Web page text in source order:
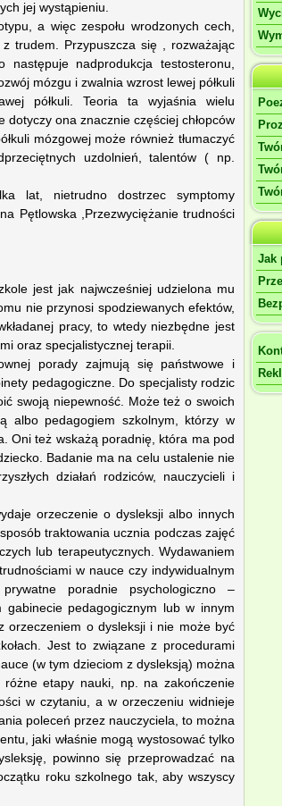
jej wystąpieniu.
a więc zespołu wrodzonych cech,
trudem. Przypuszcza się , rozważając
nadprodukcja testosteronu,
mózgu i zwalnia wzrost lewej półkuli
półkuli. Teoria ta wyjaśnia wielu
dotyczy ona znacznie częściej chłopców
mózgowej może również tłumaczyć
uzdolnień, talentów ( np.
lat, nietrudno dostrzec symptomy
Pętlowska ,Przezwyciężanie trudności
jest jak najwcześniej udzielona mu
nie przynosi spodziewanych efektów,
pracy, to wtedy niezbędne jest
oraz specjalistycznej terapii.
porady zajmują się państwowe i
pedagogiczne. Do specjalisty rodzic
swoją niepewność. Może też o swoich
albo pedagogiem szkolnym, którzy w
Oni też wskażą poradnię, która ma pod
Badanie ma na celu ustalenie nie
działań rodziców, nauczycieli i
orzeczenie o dysleksji albo innych
traktowania ucznia podczas zajęć
lub terapeutycznych. Wydawaniem
w nauce czy indywidualnym
poradnie psychologiczno –
pedagogicznym lub w innym
orzeczeniem o dysleksji i nie może być
Jest to związane z procedurami
(w tym dzieciom z dysleksją) można
etapy nauki, np. na zakończenie
w czytaniu, a w orzeczeniu widnieje
poleceń przez nauczyciela, to można
jaki właśnie mogą wystosować tylko
powinno się przeprowadzać na
roku szkolnego tak, aby wszyscy
Jak